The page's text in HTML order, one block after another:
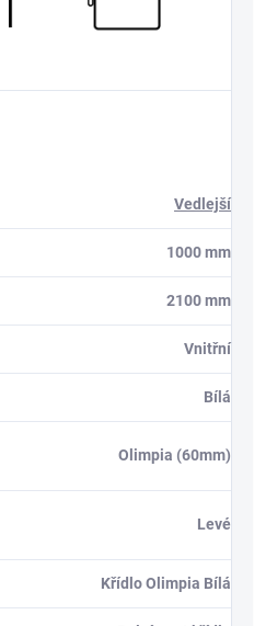
Vedlejší
1000 mm
2100 mm
Vnitřní
Bílá
Olimpia (60mm)
Levé
Křídlo Olimpia Bílá